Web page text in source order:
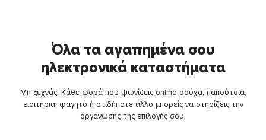
Όλα τα αγαπημένα σου
ηλεκτρονικά καταστήματα
Μη ξεχνάς! Κάθε φορά που ψωνίζεις online ρούχα, παπούτσια,
εισιτήρια, φαγητό ή οτιδήποτε άλλο μπορείς να στηρίζεις την
οργάνωσης της επιλογής σου.